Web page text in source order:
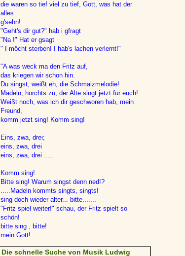
die waren so tief viel zu tief, Gott, was hat der
alles
g'sehn!
"Geht's dir gut?" hab i gfragt
"Na !" Hat er gsagt
" I möcht sterben! I hab's lachen verlernt!"
"A was weck ma den Fritz auf,
das kriegen wir schon hin.
Du singst, weißt eh, die Schmalzmelodie!
Madeln, horchts zu, der Alte singt jetzt für euch!
Weißt noch, was ich dir geschworen hab, mein
Freund,
komm jetzt sing! Komm sing!
Eins, zwa, drei;
eins, zwa, drei
eins, zwa, drei .....
Komm sing!
Bitte sing! Warum singst denn ned!?
.....Madeln kommts singts, singts!
sing doch wieder alter... bitte.......
"Fritz spiel weiter!" schau, der Fritz spielt so
schön!
bitte sing , bitte!
mein Gott!
Die schnelle Suche von Musik Ludwig